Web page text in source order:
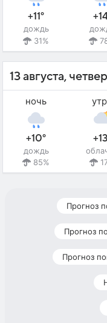
+11°
дождь
31%
13 августа,
ночь
+10°
дождь
85%
Прогноз
Прогноз
Прогноз